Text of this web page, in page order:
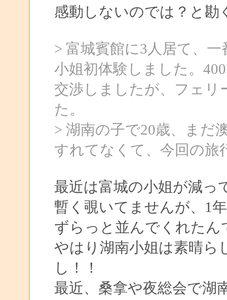
感動しないのでは？と勘
> 富城賓館に3人居て、
小姐初体験しました。
交渉しましたが、フェリ
た。
> 湖南の子で20歳、まだ
すれてなくて、今回の旅
最近は富城の小姐が減っ
暫く覗いてませんが、1
ずらっと並んでくれた
やはり湖南小姐は素晴
し！！
最近、桑拿や夜総会で湖